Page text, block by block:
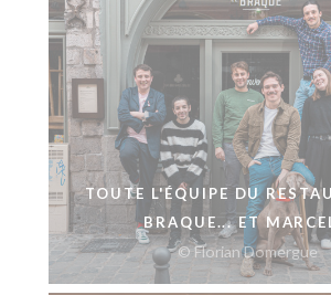
TOUTE L'ÉQUIPE DU
BRAQUE... ET
© Florian Domergue